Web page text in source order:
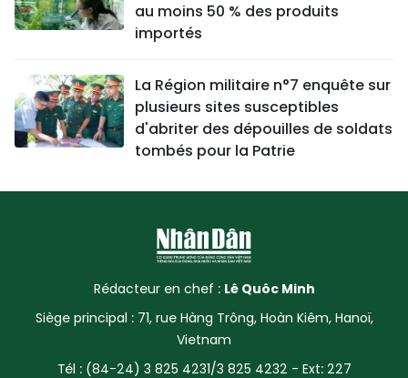
au moins 50 % des produits
importés
La Région militaire n°7 enquête sur
plusieurs sites susceptibles
d'abriter des dépouilles de soldats
tombés pour la Patrie
Rédacteur en chef : Lê Quôc Minh
Siège principal : 71, rue Hàng Trông, Hoàn Kiêm, Hanoï,
Vietnam
Tél : (84-24) 3 825 4231/3 825 4232 - Ext: 227